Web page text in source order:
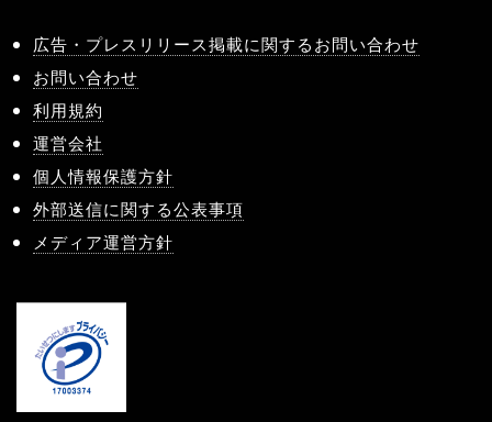
広告・プレスリリース掲載に関するお問い合わせ
お問い合わせ
利用規約
運営会社
個人情報保護方針
外部送信に関する公表事項
メディア運営方針